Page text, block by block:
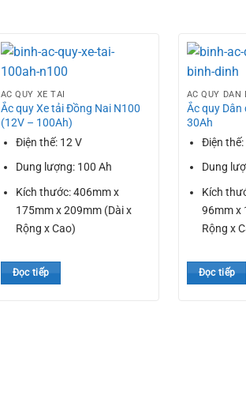
ẮC QUY XE TẢI
Ắc quy Xe tải Đồng Nai N100
(12V – 100Ah)
Điện thế: 12 V
Dung lượng: 100 Ah
Kích thước: 406mm x
175mm x 209mm (Dài x
Rộng x Cao)
Đọc tiếp
ẮC QUY DÂN
Ắc quy Dân
30Ah
Điện thế:
Dung
Kích
96mm x
Rộng x
Đọc tiếp